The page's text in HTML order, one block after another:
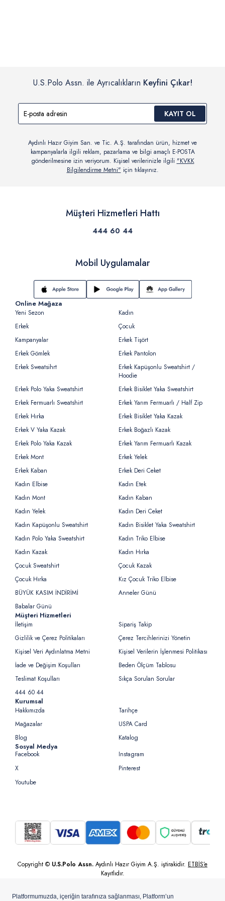
U.S.Polo Assn. ile Ayrıcalıkların Keyfini Çıkar!
KAYIT OL
Aydınlı Hazır Giyim San. ve Tic. A.Ş. tarafından ürün, hizmet ve
kampanyalarla ilgili reklam, pazarlama ve bilgi amaçlı E-POSTA
gönderilmesine izin veriyorum. Kişisel verilerinizle ilgili "KVKK
Bilgilendirme Metni" için tıklayınız.
Müşteri Hizmetleri Hattı
444 60 44
Mobil Uygulamalar
Online Mağaza
Yeni Sezon
Kadın
Erkek
Çocuk
Kampanyalar
Erkek Tişört
Erkek Gömlek
Erkek Pantolon
Erkek Sweatsihrt
Erkek Kapüşonlu Sweatshirt /
Hoodie
Erkek Polo Yaka Sweatshirt
Erkek Bisiklet Yaka Sweatshirt
Erkek Fermuarlı Sweatshirt
Erkek Yarım Fermuarlı / Half Zip
Erkek Hırka
Erkek Bisiklet Yaka Kazak
Erkek V Yaka Kazak
Erkek Boğazlı Kazak
Erkek Polo Yaka Kazak
Erkek Yarım Fermuarlı Kazak
Erkek Mont
Erkek Yelek
Erkek Kaban
Erkek Deri Ceket
Kadın Elbise
Kadın Etek
Kadın Mont
Kadın Kaban
Kadın Yelek
Kadın Deri Ceket
Kadın Kapüşonlu Sweatshirt
Kadın Bisiklet Yaka Sweatshirt
Kadın Polo Yaka Sweatshirt
Kadın Triko Elbise
Kadın Kazak
Kadın Hırka
Çocuk Sweatshirt
Çocuk Kazak
Çocuk Hırka
Kız Çocuk Triko Elbise
BÜYÜK KASIM İNDİRİMİ
Anneler Günü
Babalar Günü
Müşteri Hizmetleri
İletişim
Sipariş Takip
Gizlilik ve Çerez Politikaları
Çerez Tercihlerinizi Yönetin
Kişisel Veri Aydınlatma Metni
Kişisel Verilerin İşlenmesi Politikası
İade ve Değişim Koşulları
Beden Ölçüm Tablosu
Teslimat Koşulları
Sıkça Sorulan Sorular
444 60 44
Kurumsal
Hakkımızda
Tarihçe
Mağazalar
USPA Card
Blog
Katalog
Sosyal Medya
Facebook
Instagram
X
Pinterest
Youtube
Copyright © U.S.Polo Assn. Aydınlı Hazır Giyim A.Ş. iştirakidir. ETBİS’e
Kayıtlıdır.